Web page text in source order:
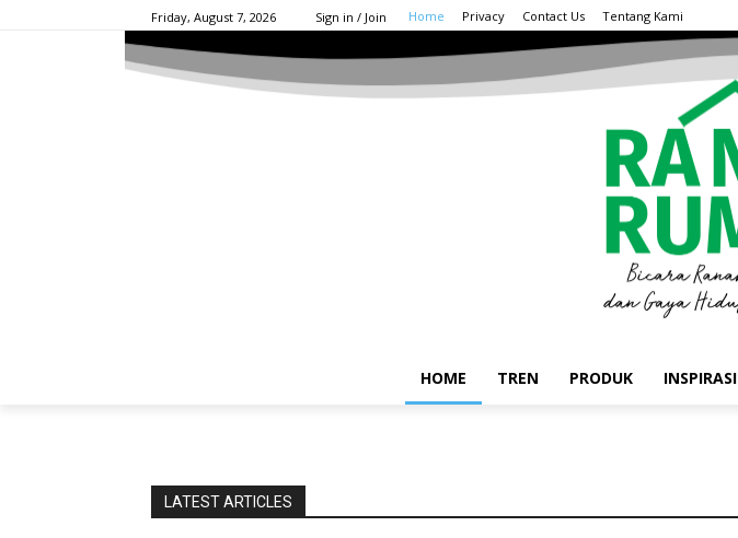
Friday, August 7, 2026 Sign in / Join Home Privacy Contact Us Tentang Kami
HOME TREN PRODUK INSPIRASI
LATEST ARTICLES